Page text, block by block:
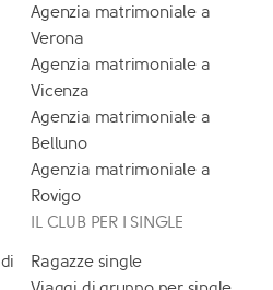
Agenzia matrimoniale a
Verona
Agenzia matrimoniale a
Vicenza
Agenzia matrimoniale a
Belluno
Agenzia matrimoniale a
Rovigo
IL CLUB PER I SINGLE
Ragazze single